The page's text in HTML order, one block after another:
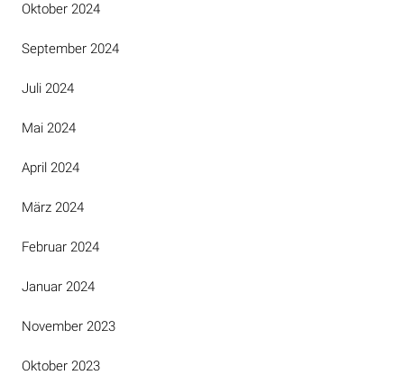
Oktober 2024
September 2024
Juli 2024
Mai 2024
April 2024
März 2024
Februar 2024
Januar 2024
November 2023
Oktober 2023